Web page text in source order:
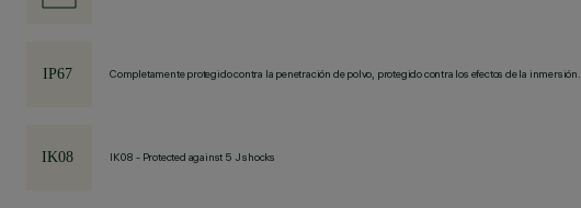
Completamente protegido contra la penetración de polvo, protegido contra los efectos de la inmersión.
IK08 - Protected against 5 J shocks